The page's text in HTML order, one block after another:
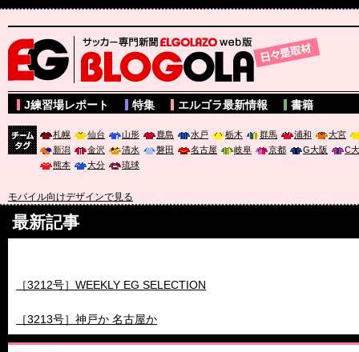
サッカー専門新聞ELGOLAZO web版 BLOGOLA
J練習場レポート 特集 エルゴラ最新情報 書籍
札幌 仙台 山形 鹿島 水戸 栃木 群馬 浦和
大宮
新潟
金沢 清水 磐田 名古屋 岐阜 京都 G大阪
C
熊本
大分 琉球
モバイル向けデザインで見る
最新記事
［3212号］WEEKLY EG SELECTION
［3213号］神戸か 名古屋か